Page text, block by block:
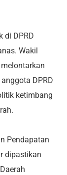
di DPRD
Wakil
DPRD
ketimbang
Pendapatan
dipastikan